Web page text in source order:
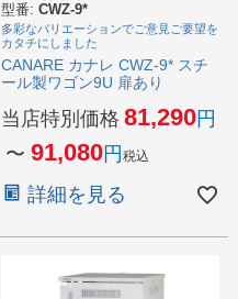
型番: CWZ-9*
多彩なバリエーションでご意見ご要望を
カタチにしました
CANARE カナレ CWZ-9* スチ
ール製ワゴン9U 扉あり
当店特別価格 81,290
〜 91,080 税込
詳細を見る